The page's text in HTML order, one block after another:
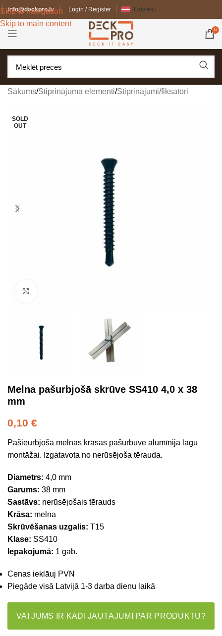
Skip to navigation
Skip to main content
info@deckpro.lv Login / Register Latviešu
0
Sākums/Stiprinājuma elementi/Stiprinājumi/fiksatori
SOLD
OUT
Melna pašurbjošā skrūve SS410 4,0 x 38
mm
0,10 €
Pašieurbjoša melnas krāsas pašurbuve alumīnija lagu
montāžai. Izgatavota no nerūsējoša tērauda.
Diametrs: 4,0 mm
Garums: 38 mm
Sastāvs: nerūsējošais tērauds
Krāsa: melna
Skrūvēšanas uzgalis: T15
Klase: SS410
Iepakojumā: 1 gab.
Cenas ieklāuj PVN
Piegāde visā Latvijā 1-3 darba dienu laikā
VAI JUMS IR KĀDI JAUTĀJUMI PAR PRODUKTU?